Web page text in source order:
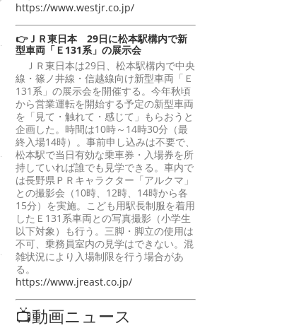
https://www.westjr.co.jp/
👉ＪＲ東日本 29日に松本駅構内で新
型車両「Ｅ131系」の展示会
ＪＲ東日本は29日、松本駅構内で中央
線・篠ノ井線・信越線向け新型車両「Ｅ
131系」の展示会を開催する。今年秋頃
から営業運転を開始する予定の新型車両
を「見て・触れて・感じて」もらおうと
企画した。時間は10時～14時30分（最
終入場14時）。事前申し込みは不要で、
松本駅で当日有効な乗車券・入場券を所
持していれば誰でも見学できる。車内で
は長野県ＰＲキャラクター「アルクマ」
との撮影会（10時、12時、14時から各
15分）を実施。こども用駅長制服を着用
したＥ131系車両との写真撮影（小学生
以下対象）も行う。三脚・脚立の使用は
不可、乗務員室内の見学はできない。混
雑状況により入場制限を行う場合があ
る。
https://www.jreast.co.jp/
📺動画ニュース